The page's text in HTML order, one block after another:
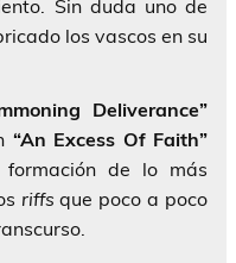
Sin duda uno de
los vascos en su
Deliverance”
“An Excess Of Faith”
de lo más
riffs que poco a poco